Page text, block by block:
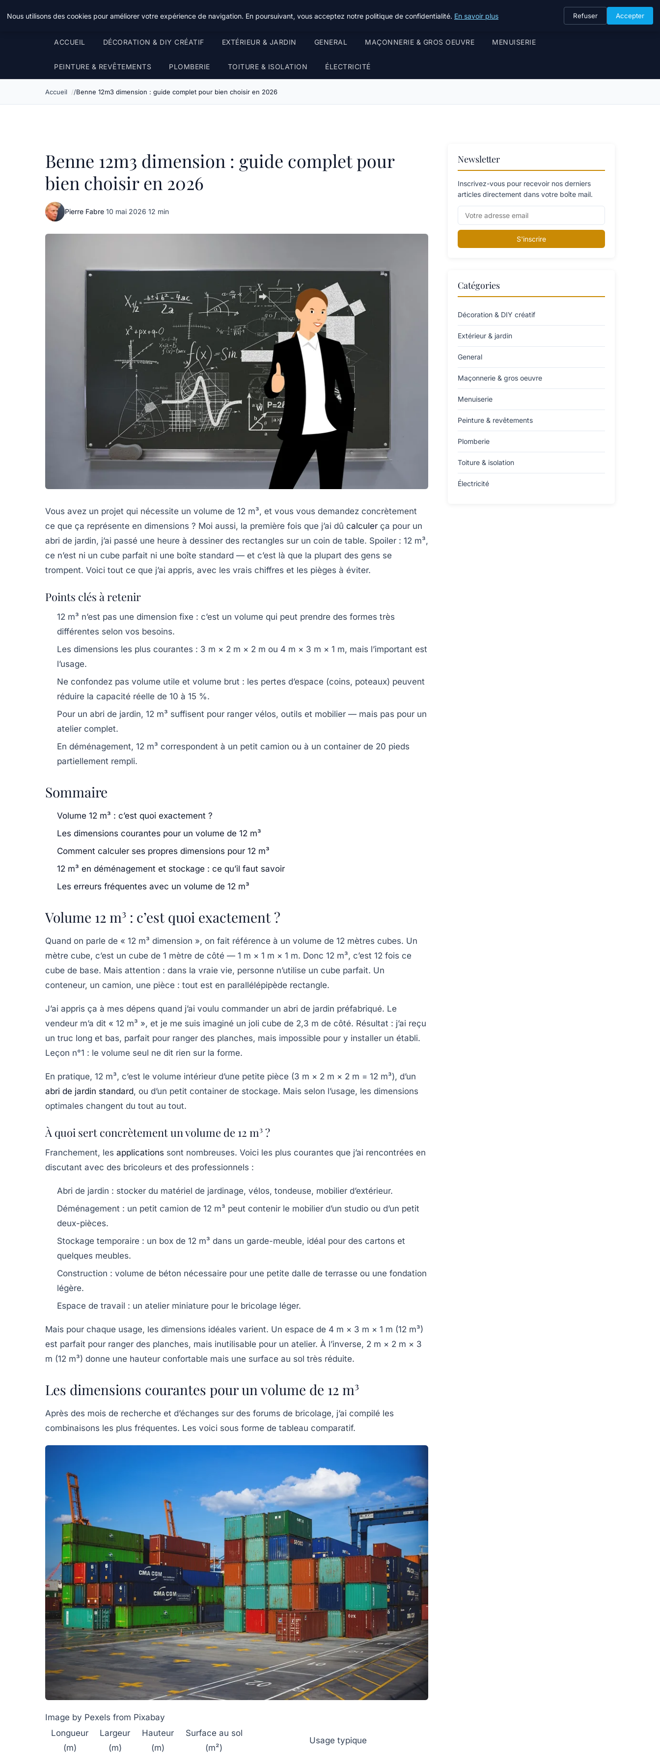
Atelier Designers
ACCUEIL DÉCORATION & DIY CRÉATIF EXTÉRIEUR & JARDIN GENERAL MAÇONNERIE & GROS OEUVRE MENUISERIE
PEINTURE & REVÊTEMENTS PLOMBERIE TOITURE & ISOLATION ÉLECTRICITÉ
Accueil Benne 12m3 dimension : guide complet pour bien choisir en 2026
Benne 12m3 dimension : guide complet pour
bien choisir en 2026
Pierre Fabre·10 mai 2026·12 min
Vous avez un projet qui nécessite un volume de 12 m³, et vous vous demandez concrètement
ce que ça représente en dimensions ? Moi aussi, la première fois que j’ai dû calculer ça pour un
abri de jardin, j’ai passé une heure à dessiner des rectangles sur un coin de table. Spoiler : 12 m³,
ce n’est ni un cube parfait ni une boîte standard — et c’est là que la plupart des gens se
trompent. Voici tout ce que j’ai appris, avec les vrais chiffres et les pièges à éviter.
Points clés à retenir
12 m³ n’est pas une dimension fixe : c’est un volume qui peut prendre des formes très
différentes selon vos besoins.
Les dimensions les plus courantes : 3 m × 2 m × 2 m ou 4 m × 3 m × 1 m, mais l’important est
l’usage.
Ne confondez pas volume utile et volume brut : les pertes d’espace (coins, poteaux) peuvent
réduire la capacité réelle de 10 à 15 %.
Pour un abri de jardin, 12 m³ suffisent pour ranger vélos, outils et mobilier — mais pas pour un
atelier complet.
En déménagement, 12 m³ correspondent à un petit camion ou à un container de 20 pieds
partiellement rempli.
Sommaire
Volume 12 m³ : c’est quoi exactement ?
Les dimensions courantes pour un volume de 12 m³
Comment calculer ses propres dimensions pour 12 m³
12 m³ en déménagement et stockage : ce qu’il faut savoir
Les erreurs fréquentes avec un volume de 12 m³
Volume 12 m³ : c’est quoi exactement ?
Quand on parle de « 12 m³ dimension », on fait référence à un volume de 12 mètres cubes. Un
mètre cube, c’est un cube de 1 mètre de côté — 1 m × 1 m × 1 m. Donc 12 m³, c’est 12 fois ce
cube de base. Mais attention : dans la vraie vie, personne n’utilise un cube parfait. Un
conteneur, un camion, une pièce : tout est en parallélépipède rectangle.
J’ai appris ça à mes dépens quand j’ai voulu commander un abri de jardin préfabriqué. Le
vendeur m’a dit « 12 m³ », et je me suis imaginé un joli cube de 2,3 m de côté. Résultat : j’ai reçu
un truc long et bas, parfait pour ranger des planches, mais impossible pour y installer un établi.
Leçon n°1 : le volume seul ne dit rien sur la forme.
En pratique, 12 m³, c’est le volume intérieur d’une petite pièce (3 m × 2 m × 2 m = 12 m³), d’un
abri de jardin standard, ou d’un petit container de stockage. Mais selon l’usage, les dimensions
optimales changent du tout au tout.
À quoi sert concrètement un volume de 12 m³ ?
Franchement, les applications sont nombreuses. Voici les plus courantes que j’ai rencontrées en
discutant avec des bricoleurs et des professionnels :
Abri de jardin : stocker du matériel de jardinage, vélos, tondeuse, mobilier d’extérieur.
Déménagement : un petit camion de 12 m³ peut contenir le mobilier d’un studio ou d’un petit
deux-pièces.
Stockage temporaire : un box de 12 m³ dans un garde-meuble, idéal pour des cartons et
quelques meubles.
Construction : volume de béton nécessaire pour une petite dalle de terrasse ou une fondation
légère.
Espace de travail : un atelier miniature pour le bricolage léger.
Mais pour chaque usage, les dimensions idéales varient. Un espace de 4 m × 3 m × 1 m (12 m³)
est parfait pour ranger des planches, mais inutilisable pour un atelier. À l’inverse, 2 m × 2 m × 3
m (12 m³) donne une hauteur confortable mais une surface au sol très réduite.
Les dimensions courantes pour un volume de 12 m³
Après des mois de recherche et d’échanges sur des forums de bricolage, j’ai compilé les
combinaisons les plus fréquentes. Les voici sous forme de tableau comparatif.
Image by Pexels from Pixabay
Longueur
(m)
Largeur
(m)
Hauteur
(m)
Surface au sol
(m²)
Usage typique
Newsletter
Inscrivez-vous pour recevoir nos derniers
articles directement dans votre boîte mail.
S'inscrire
Catégories
Décoration & DIY créatif
Extérieur & jardin
General
Maçonnerie & gros oeuvre
Menuiserie
Peinture & revêtements
Plomberie
Toiture & isolation
Électricité
Nous utilisons des cookies pour améliorer votre expérience de navigation. En poursuivant, vous acceptez notre politique de confidentialité. En savoir plus Refuser Accepter